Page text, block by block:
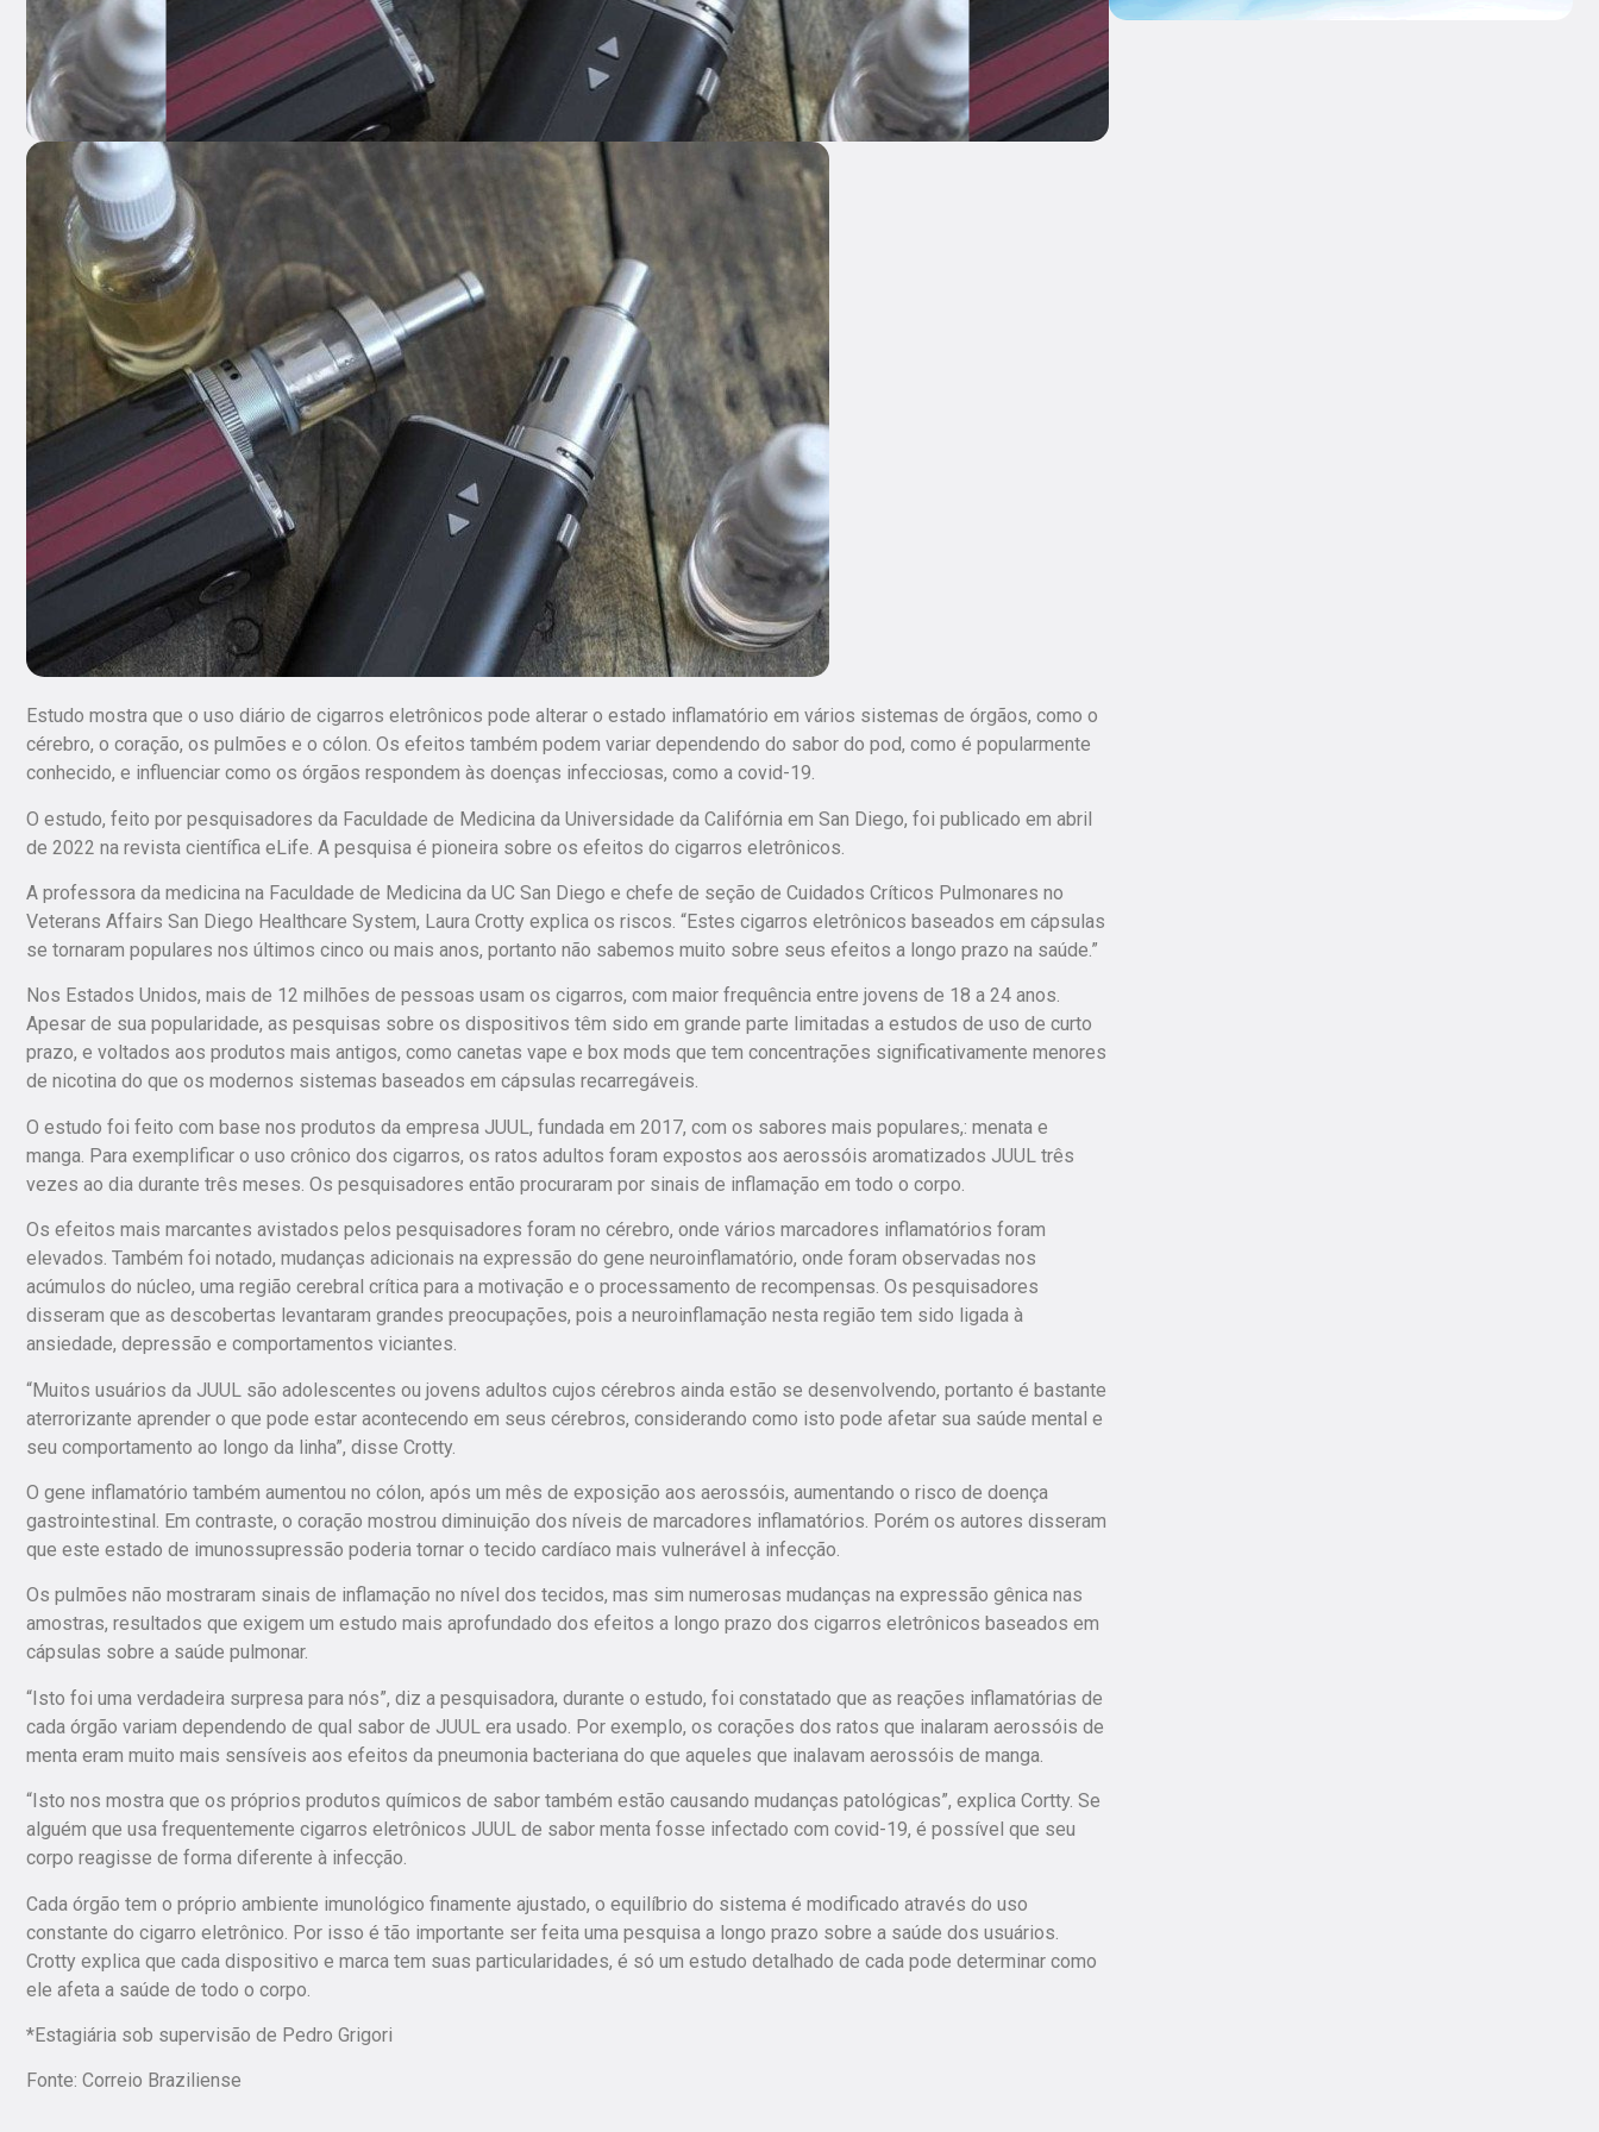
Estudo mostra que o uso diário de cigarros eletrônicos pode alterar o estado inflamatório em vários sistemas de órgãos, como o
cérebro, o coração, os pulmões e o cólon. Os efeitos também podem variar dependendo do sabor do pod, como é popularmente
conhecido, e influenciar como os órgãos respondem às doenças infecciosas, como a covid-19.
O estudo, feito por pesquisadores da Faculdade de Medicina da Universidade da Califórnia em San Diego, foi publicado em abril
de 2022 na revista científica eLife. A pesquisa é pioneira sobre os efeitos do cigarros eletrônicos.
A professora da medicina na Faculdade de Medicina da UC San Diego e chefe de seção de Cuidados Críticos Pulmonares no
Veterans Affairs San Diego Healthcare System, Laura Crotty explica os riscos. “Estes cigarros eletrônicos baseados em cápsulas
se tornaram populares nos últimos cinco ou mais anos, portanto não sabemos muito sobre seus efeitos a longo prazo na saúde.”
Nos Estados Unidos, mais de 12 milhões de pessoas usam os cigarros, com maior frequência entre jovens de 18 a 24 anos.
Apesar de sua popularidade, as pesquisas sobre os dispositivos têm sido em grande parte limitadas a estudos de uso de curto
prazo, e voltados aos produtos mais antigos, como canetas vape e box mods que tem concentrações significativamente menores
de nicotina do que os modernos sistemas baseados em cápsulas recarregáveis.
O estudo foi feito com base nos produtos da empresa JUUL, fundada em 2017, com os sabores mais populares,: menata e
manga. Para exemplificar o uso crônico dos cigarros, os ratos adultos foram expostos aos aerossóis aromatizados JUUL três
vezes ao dia durante três meses. Os pesquisadores então procuraram por sinais de inflamação em todo o corpo.
Os efeitos mais marcantes avistados pelos pesquisadores foram no cérebro, onde vários marcadores inflamatórios foram
elevados. Também foi notado, mudanças adicionais na expressão do gene neuroinflamatório, onde foram observadas nos
acúmulos do núcleo, uma região cerebral crítica para a motivação e o processamento de recompensas. Os pesquisadores
disseram que as descobertas levantaram grandes preocupações, pois a neuroinflamação nesta região tem sido ligada à
ansiedade, depressão e comportamentos viciantes.
“Muitos usuários da JUUL são adolescentes ou jovens adultos cujos cérebros ainda estão se desenvolvendo, portanto é bastante
aterrorizante aprender o que pode estar acontecendo em seus cérebros, considerando como isto pode afetar sua saúde mental e
seu comportamento ao longo da linha”, disse Crotty.
O gene inflamatório também aumentou no cólon, após um mês de exposição aos aerossóis, aumentando o risco de doença
gastrointestinal. Em contraste, o coração mostrou diminuição dos níveis de marcadores inflamatórios. Porém os autores disseram
que este estado de imunossupressão poderia tornar o tecido cardíaco mais vulnerável à infecção.
Os pulmões não mostraram sinais de inflamação no nível dos tecidos, mas sim numerosas mudanças na expressão gênica nas
amostras, resultados que exigem um estudo mais aprofundado dos efeitos a longo prazo dos cigarros eletrônicos baseados em
cápsulas sobre a saúde pulmonar.
“Isto foi uma verdadeira surpresa para nós”, diz a pesquisadora, durante o estudo, foi constatado que as reações inflamatórias de
cada órgão variam dependendo de qual sabor de JUUL era usado. Por exemplo, os corações dos ratos que inalaram aerossóis de
menta eram muito mais sensíveis aos efeitos da pneumonia bacteriana do que aqueles que inalavam aerossóis de manga.
“Isto nos mostra que os próprios produtos químicos de sabor também estão causando mudanças patológicas”, explica Cortty. Se
alguém que usa frequentemente cigarros eletrônicos JUUL de sabor menta fosse infectado com covid-19, é possível que seu
corpo reagisse de forma diferente à infecção.
Cada órgão tem o próprio ambiente imunológico finamente ajustado, o equilíbrio do sistema é modificado através do uso
constante do cigarro eletrônico. Por isso é tão importante ser feita uma pesquisa a longo prazo sobre a saúde dos usuários.
Crotty explica que cada dispositivo e marca tem suas particularidades, é só um estudo detalhado de cada pode determinar como
ele afeta a saúde de todo o corpo.
*Estagiária sob supervisão de Pedro Grigori
Fonte: Correio Braziliense